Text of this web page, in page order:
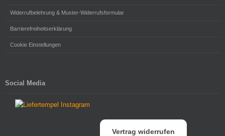
Widerrufbelehrung & Muster-Widerrufsformular
Barrierefreiheitserklärung
Cookie Einstellungen
Social Media
Vertrag widerrufen